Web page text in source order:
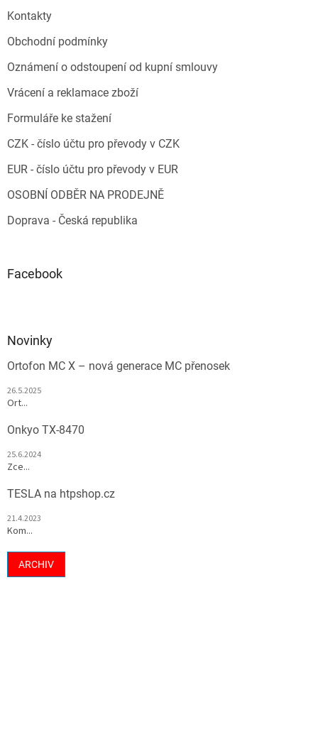
Kontakty
Obchodní podmínky
Oznámení o odstoupení od kupní smlouvy
Vrácení a reklamace zboží
Formuláře ke stažení
CZK - číslo účtu pro převody v CZK
EUR - číslo účtu pro převody v EUR
OSOBNÍ ODBĚR NA PRODEJNĚ
Doprava - Česká republika
Facebook
Novinky
Ortofon MC X – nová generace MC přenosek
26.5.2025
Ort...
Onkyo TX-8470
25.6.2024
Zce...
TESLA na htpshop.cz
21.4.2023
Kom...
ARCHIV